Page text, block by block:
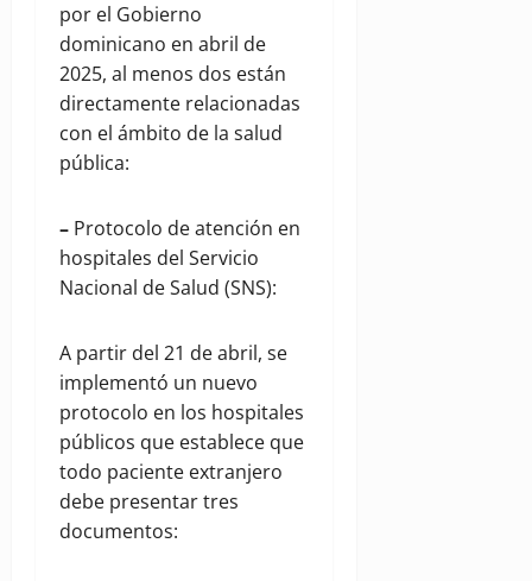
por el Gobierno
dominicano en abril de
2025, al menos dos están
directamente relacionadas
con el ámbito de la salud
pública:
– Protocolo de atención en
hospitales del Servicio
Nacional de Salud (SNS):
A partir del 21 de abril, se
implementó un nuevo
protocolo en los hospitales
públicos que establece que
todo paciente extranjero
debe presentar tres
documentos: